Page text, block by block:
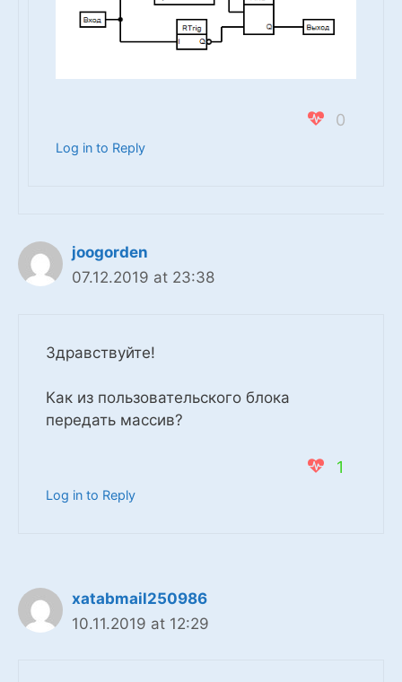
0
Log in to Reply
joogorden
07.12.2019 at 23:38
Здравствуйте!
Как из пользовательского блока
передать массив?
1
Log in to Reply
xatabmail250986
10.11.2019 at 12:29